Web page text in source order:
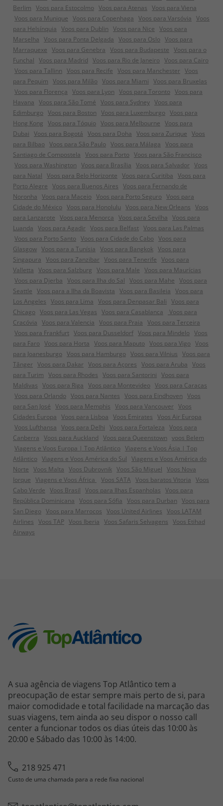
Berlim Voos para Estocolmo Voos para Atenas Voos para Viena
Voos para Munique Voos para Copenhaga Voos para Varsóvia Voos
para Helsínquia Voos para Dublin Voos para Nice Voos para
Marselha Voos para Ponta Delgada Voos para Oslo Voos para
Marraquexe Voos para Genebra Voos para Budapeste Voos para o
Funchal Voos para Madrid Voos para Rio de Janeiro Voos para Cairo
Voos para Tallinn Voos para Recife Voos para Manchester Voos
para Pequim Voos para Milão Voos para Miami Voos para Bruxelas
Voos para Florença Voos para Lyon Voos para Toronto Voos para
Havana Voos para São Tomé Voos para Sydney Voos para
Edimburgo Voos para Boston Voos para Luxemburgo Voos para
Hong Kong Voos para Tóquio Voos para Melbourne Voos para
Dubai Voos para Bogotá Voos para Doha Voos para Zurique Voos
para Bilbao Voos para São Paulo Voos para Málaga Voos para
Santiago de Compostela Voos para Porto Voos para São Francisco
Voos para Washington Voos para Brasília Voos para Salvador Voos
para Natal Voos para Belo Horizonte Voos para Curitiba Voos para
Porto Alegre Voos para Buenos Aires Voos para Fernando de
Noronha Voos para Maceio Voos para Porto Seguro Voos para
Cidade do México Voos para Honolulu Voos para New Orleans Voos
para Lanzarote Voos para Menorca Voos para Sevilha Voos para
Luanda Voos para Agadir Voos para Belfast Voos para Las Palmas
Voos para Porto Santo Voos para Cidade do Cabo Voos para
Glasgow Voos para a Tunísia Voos para Bangkok Voos para
Singapura Voos para Zanzibar Voos para Tenerife Voos para
Valletta Voos para Salzburg Voos para Male Voos para Maurícias
Voos para Djerba Voos para Ilha do Sal Voos para Mahe Voos para
Seattle Voos para a Ilha da Boavista Voos para Basileia Voos para
Los Angeles Voos para Lima Voos para Denpasar Bali Voos para
Chicago Voos para Las Vegas Voos para Casablanca
Voos para
Cracóvia Voos para Valencia Voos para Praia Voos para Terceira
Voos para Frankfurt Voos para Dusseldorf Voos para Mindelo Voos
para Faro Voos para Horta Voos para Maputo Voos para Vigo Voos
para Joanesburgo Voos para Hamburgo Voos para Vilnius Voos para
Tânger Voos para Dakar Voos para Açores Voos para Aruba Voos
para Turim Voos para Rhodes Voos para Santorini Voos para
Maldivas Voos para Riga Voos para Montevideo Voos para Caracas
Voos para Orlando Voos para Nantes Voos para Eindhoven Voos
para San José Voos para Memphis Voos para Vancouver Voos
Cidades Europa Voos para Lisboa Voos Emirates Voos Air Europa
Voos Lufthansa Voos para Delhi Voos para Fortaleza Voos para
Canberra Voos para Auckland Voos para Queenstown voos Belem
Viagens e Voos Europa | Top Atlântico Viagens e Voos Ásia | Top
Atlântico Viagens e Voos América do Sul Viagens e Voos América do
Norte Voos Malta Voos Dubrovnik Voos São Miguel Voos Nova
Iorque Viagens e Voos África Voos SATA Voos baratos Vitoria Voos
Cabo Verde Voos Brasil Voos para Ilhas Espanholas Voos para
República Dominicana Voos para Sófia Voos para Durban Voos para
San Diego Voos para Marrocos Voos United Airlines Voos LATAM
Airlines Voos TAP Voos Iberia Voos Safaris Selvagens Voos Etihad
Airways
A sua agência de viagens Top Atlântico tem a
preocupação de estar sempre mais perto de si, para
maior comodidade e total facilidade na marcação das
suas viagens, tem ainda ao seu dispor o nosso call
center a funcionar todos os dias úteis das 10:00 às
20:00 e Sábado das 10:00 às 14:00.
218 925 471
Custo de uma chamada para a rede fixa nacional